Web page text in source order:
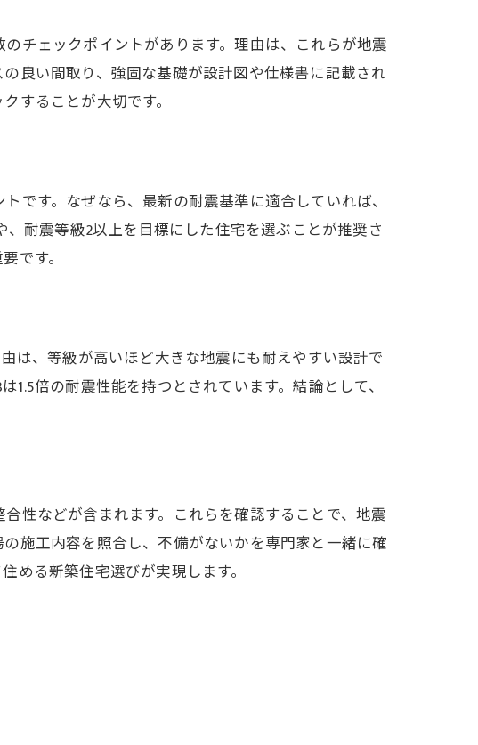
総まとめ
チェックポイントがあります。理由は、これらが地震
良い間取り、強固な基礎が設計図や仕様書に記載され
することが大切です。
です。なぜなら、最新の耐震基準に適合していれば、
耐震等級2以上を目標にした住宅を選ぶことが推奨さ
です。
は、等級が高いほど大きな地震にも耐えやすい設計で
倍の耐震性能を持つとされています。結論として、
性などが含まれます。これらを確認することで、地震
施工内容を照合し、不備がないかを専門家と一緒に確
める新築住宅選びが実現します。